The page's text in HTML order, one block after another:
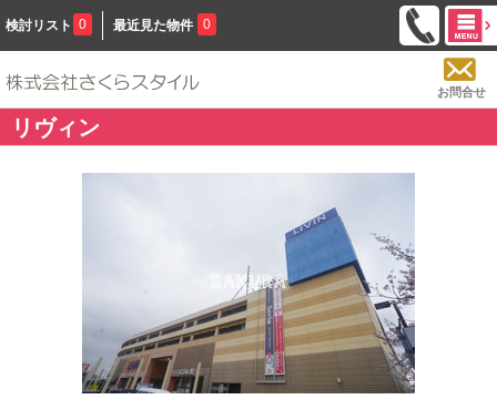
検討リスト 0 最近見た物件 0
お問合せ
リヴィン